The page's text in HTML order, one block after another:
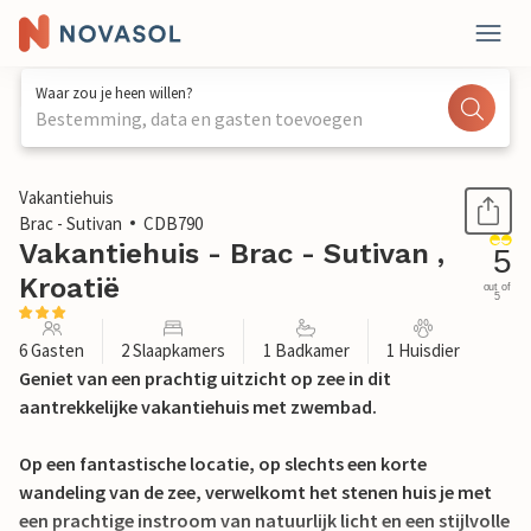
Waar zou je heen willen?
Bestemming, data en gasten toevoegen
1 / 30
Vakantiehuis
Brac - Sutivan
CDB790
Vakantiehuis - Brac - Sutivan ,
Kroatië
5
out of
5
6 Gasten 2 Slaapkamers 1 Badkamer 1 Huisdier
Geniet van een prachtig uitzicht op zee in dit
aantrekkelijke vakantiehuis met zwembad.
Op een fantastische locatie, op slechts een korte
wandeling van de zee, verwelkomt het stenen huis je met
een prachtige instroom van natuurlijk licht en een stijlvolle